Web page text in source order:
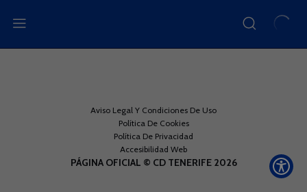
Aviso Legal Y Condiciones De Uso
Política De Cookies
Política De Privacidad
Accesibilidad Web
PÁGINA OFICIAL © CD TENERIFE 2026